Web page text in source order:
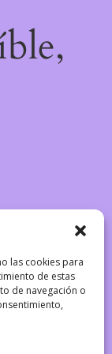
las cookies para
de estas
de navegación o